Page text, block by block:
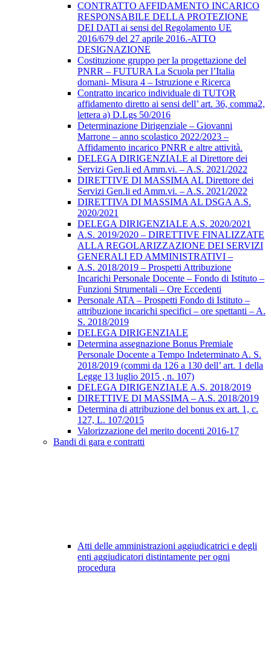
CONTRATTO AFFIDAMENTO INCARICO
RESPONSABILE DELLA PROTEZIONE
DEI DATI ai sensi del Regolamento UE
2016/679 del 27 aprile 2016.-ATTO
DESIGNAZIONE
Costituzione gruppo per la progettazione del
PNRR – FUTURA La Scuola per l’Italia
domani- Misura 4 – Istruzione e Ricerca
Contratto incarico individuale di TUTOR
affidamento diretto ai sensi dell’ art. 36, comma2,
lettera a) D.Lgs 50/2016
Determinazione Dirigenziale – Giovanni
Marrone – anno scolastico 2022/2023 –
Affidamento incarico PNRR e altre attività.
DELEGA DIRIGENZIALE al Direttore dei
Servizi Gen.li ed Amm.vi. – A.S. 2021/2022
DIRETTIVE DI MASSIMA AL Direttore dei
Servizi Gen.li ed Amm.vi. – A.S. 2021/2022
DIRETTIVA DI MASSIMA AL DSGA A.S.
2020/2021
DELEGA DIRIGENZIALE A.S. 2020/2021
A.S. 2019/2020 – DIRETTIVE FINALIZZATE
ALLA REGOLARIZZAZIONE DEI SERVIZI
GENERALI ED AMMINISTRATIVI –
A.S. 2018/2019 – Prospetti Attribuzione
Incarichi Personale Docente – Fondo di Istituto –
Funzioni Strumentali – Ore Eccedenti
Personale ATA – Prospetti Fondo di Istituto –
attribuzione incarichi specifici – ore spettanti – A.
S. 2018/2019
DELEGA DIRIGENZIALE
Determina assegnazione Bonus Premiale
Personale Docente a Tempo Indeterminato A. S.
2018/2019 (commi da 126 a 130 dell’ art. 1 della
Legge 13 luglio 2015 , n. 107)
DELEGA DIRIGENZIALE A.S. 2018/2019
DIRETTIVE DI MASSIMA – A.S. 2018/2019
Determina di attribuzione del bonus ex art. 1, c.
127, L. 107/2015
Valorizzazione del merito docenti 2016-17
Bandi di gara e contratti
Atti delle amministrazioni aggiudicatrici e degli
enti aggiudicatori distintamente per ogni
procedura